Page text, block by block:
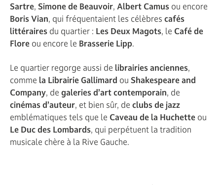
Sartre, Simone de Beauvoir, Albert Camus ou encore
Boris Vian, qui fréquentaient les célèbres cafés
littéraires du quartier : Les Deux Magots, le Café de
Flore ou encore le Brasserie Lipp.
Le quartier regorge aussi de librairies anciennes,
comme la Librairie Gallimard ou Shakespeare and
Company, de galeries d’art contemporain, de
cinémas d’auteur, et bien sûr, de clubs de jazz
emblématiques tels que le Caveau de la Huchette ou
Le Duc des Lombards, qui perpétuent la tradition
musicale chère à la Rive Gauche.